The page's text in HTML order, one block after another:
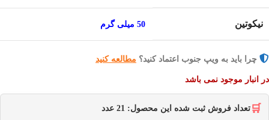
نیکوتین 50 میلی گرم
چرا باید به ویپ جنوب اعتماد کنید؟ مطالعه کنید
در انبار موجود نمی باشد
🛒 تعداد فروش ثبت شده این محصول: 21 عدد